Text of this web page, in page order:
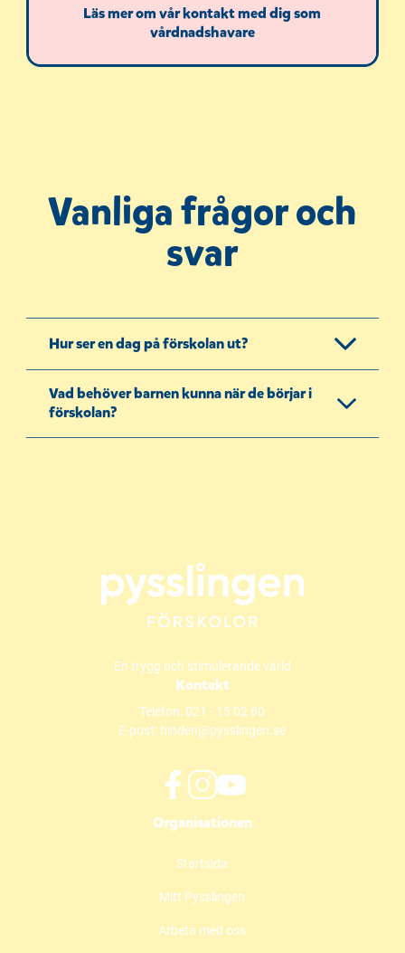
Läs mer om vår kontakt med dig som
vårdnadshavare
Vanliga frågor och
svar
Hur ser en dag på förskolan ut?
Vad behöver barnen kunna när de börjar i
förskolan?
En trygg och stimulerande värld
Kontakt
Telefon: 021 - 15 02 60
E-post: hinden@pysslingen.se
a
e
o
n
t
g
o
b
Organisationen
Startsida
Mitt Pysslingen
Arbeta med oss